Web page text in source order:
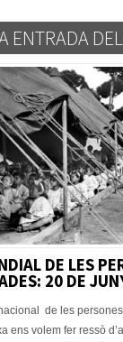
ENTRADA
DE LES
20 DE
de les
ens volem fer ressò